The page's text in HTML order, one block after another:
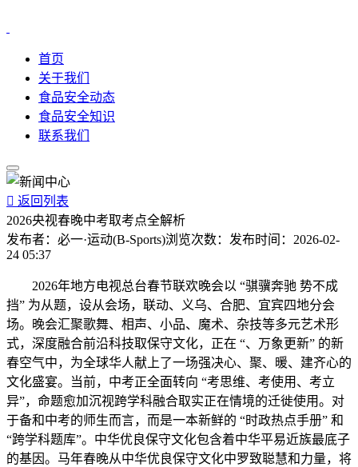
首页
关于我们
食品安全动态
食品安全知识
联系我们
 返回列表
2026央视春晚中考取考点全解析
发布者： 必一·运动(B-Sports)浏览次数： 发布时间： 2026-02-
24 05:37
2026年地方电视总台春节联欢晚会以 “骐骥奔驰 势不成
挡” 为从题，设从会场，联动、义乌、合肥、宜宾四地分会
场。晚会汇聚歌舞、相声、小品、魔术、杂技等多元艺术形
式，深度融合前沿科技取保守文化，正在 “、万象更新” 的新
春空气中，为全球华人献上了一场强决心、聚、暖、建齐心的
文化盛宴。当前，中考正全面转向 “考思维、考使用、考立
异”，命题愈加沉视跨学科融合取实正在情境的迁徙使用。对
于备和中考的师生而言，而是一本新鲜的 “时政热点手册” 和
“跨学科题库”。中华优良保守文化包含着中华平易近族最底子
的基因。马年春晚从中华优良保守文化中罗致聪慧和力量，将